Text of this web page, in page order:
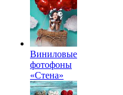
Виниловые
фотофоны
«Стена»